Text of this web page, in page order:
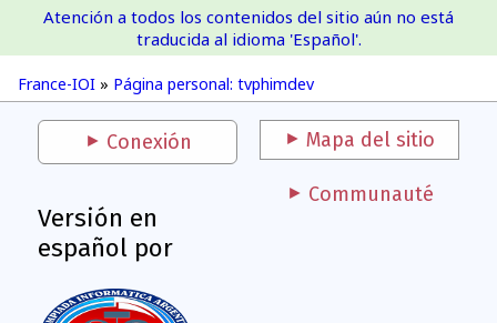
France-IOI
France-IOI » Página personal: tvphimdev
Atención a todos los contenidos del sitio aún no está
traducida al idioma 'Español'.
Conexión Mapa del sitio
Versión en
español por
Communauté